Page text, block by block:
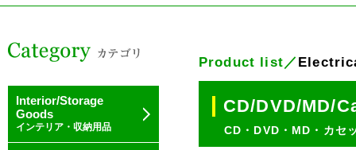
Interior/Storage
Goods
インテリア・収納用品
Product list／
CD/DVD/MD/
CD・DVD・MD・カセ